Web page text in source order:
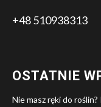
+48 510938313
OSTATNIE
Nie masz ręki do